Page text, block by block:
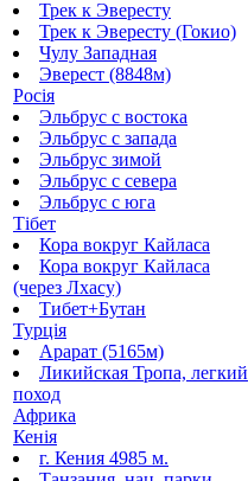
Трек к Эвересту
Трек к Эвересту (Гокио)
Чулу Западная
Эверест (8848м)
Росія
Эльбрус с востока
Эльбрус с запада
Эльбрус зимой
Эльбрус с севера
Эльбрус с юга
Тібет
Кора вокруг Кайласа
Кора вокруг Кайласа
(через Лхасу)
Тибет+Бутан
Турція
Арарат (5165м)
Ликийская Тропа, легкий
поход
Африка
Кенія
г. Кения 4985 м.